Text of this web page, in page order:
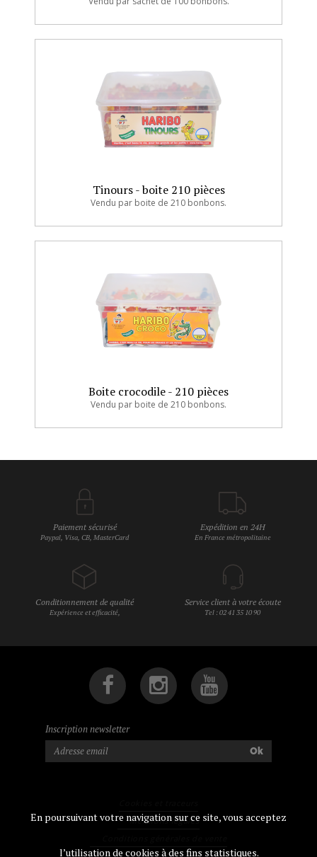
En poursuivant votre navigation sur ce site, vous acceptez
l’utilisation de cookies à des fins statistiques.
Tinours - boite 210 pièces
Vendu par boite de 210 bonbons.
Boite crocodile - 210 pièces
Vendu par boite de 210 bonbons.
Paiement sécurisé
Paypal, Visa, CB, MasterCard
Expédition en 24H
En France métropolitaine
Conditionnement de qualité
Expérience et efficacité,
Service client à votre écoute
Tel : 02 41 35 10 90
Inscription newsletter
Ok
Mentions légales